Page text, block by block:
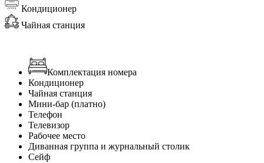
Кондиционер
Чайная станция
Комплектация номера
Кондиционер
Чайная станция
Мини-бар (платно)
Телефон
Телевизор
Рабочее место
Диванная группа и журнальный столик
Сейф